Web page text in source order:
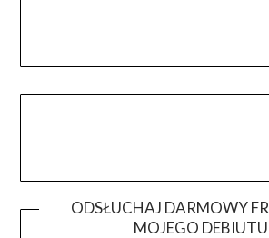
ODSŁUCHAJ DARMOWY
MOJEGO